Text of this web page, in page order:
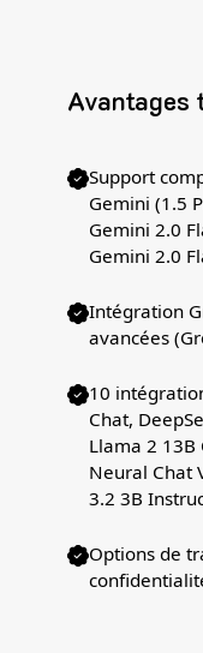
Avantages
Support
Gemini (1.5
Gemini 2.0
Gemini 2.0
Intégration
avancées
10
Chat,
Llama 2 13B
Neural Chat
3.2 3B
Options de